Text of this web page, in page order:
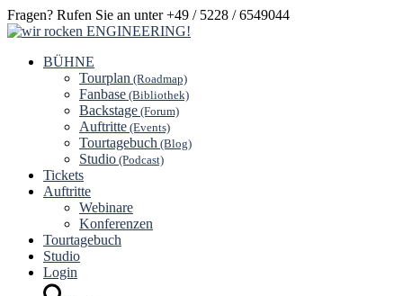
Fragen? Rufen Sie an unter +49 / 5228 / 6549044
BÜHNE
Tourplan (Roadmap)
Fanbase (Bibliothek)
Backstage (Forum)
Auftritte (Events)
Tourtagebuch (Blog)
Studio (Podcast)
Tickets
Auftritte
Webinare
Konferenzen
Tourtagebuch
Studio
Login